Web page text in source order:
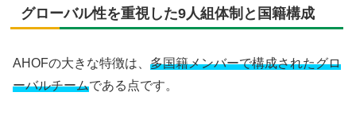
グローバル性を重視した9人組体制と国籍構成
AHOFの大きな特徴は、 多国籍メンバーで構成されたグロ
ーバルチームである点です。